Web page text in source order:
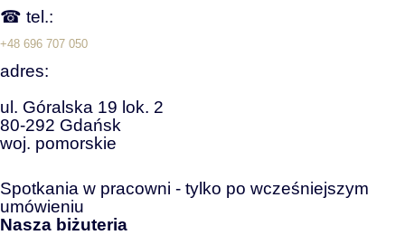
☎ tel.:
+48 696 707 050
adres:
ul. Góralska 19 lok. 2
80-292 Gdańsk
woj. pomorskie
Spotkania w pracowni - tylko po wcześniejszym
umówieniu
Nasza biżuteria